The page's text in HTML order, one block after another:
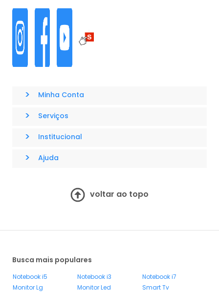
> Minha Conta
> Serviços
> Institucional
> Ajuda
voltar ao topo
Busca mais populares
Notebook i5 Notebook i3
Notebook i7
Monitor Lg
Monitor Led
Smart Tv